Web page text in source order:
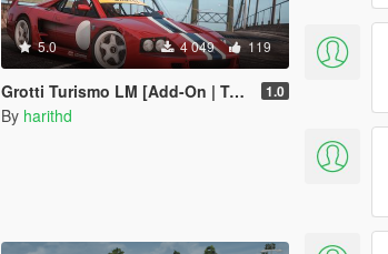
5.0 4 049 119
Grotti Turismo LM [Add-On | Tuning] 1.0
By harithd